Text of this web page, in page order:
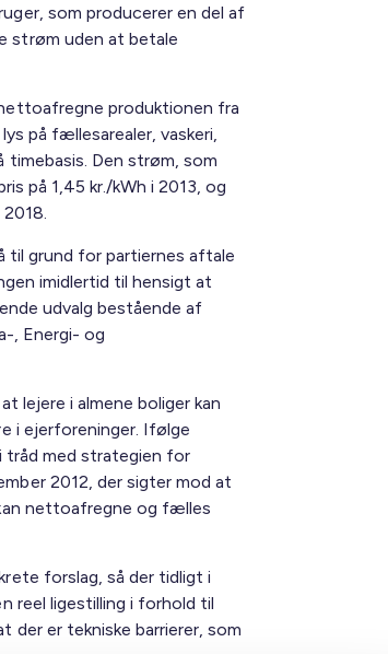
som producerer en del af
strøm uden at betale
produktionen fra
på fællesarealer, vaskeri,
Den strøm, som
på 1,45 kr./kWh i 2013, og
til grund for partiernes aftale
imidlertid til hensigt at
udvalg bestående af
, Energi- og
lejere i almene boliger kan
i ejerforeninger. Ifølge
tråd med strategien for
2012, der sigter mod at
nettoafregne og fælles
forslag, så der tidligt i
reel ligestilling i forhold til
der er tekniske barrierer, som